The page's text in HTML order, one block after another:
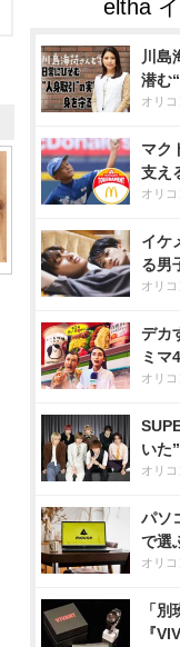
川島
潜む
オリ
マク
支え
オリ
イケ
る男
オリ
デカ
ミマ
オリ
いた
オリ
パソ
で選
オリ
「
『